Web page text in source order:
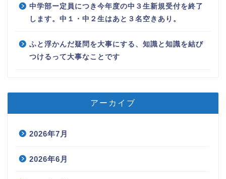
中学部ー定員につき今年度の中３生新規受付を終了
します。中１・中２生はあと３名空きあり。
ふと浮かんだ疑問を大事にする、知識と知識を結び
つけるって大事なことです
アーカイブ
2026年7月
2026年6月